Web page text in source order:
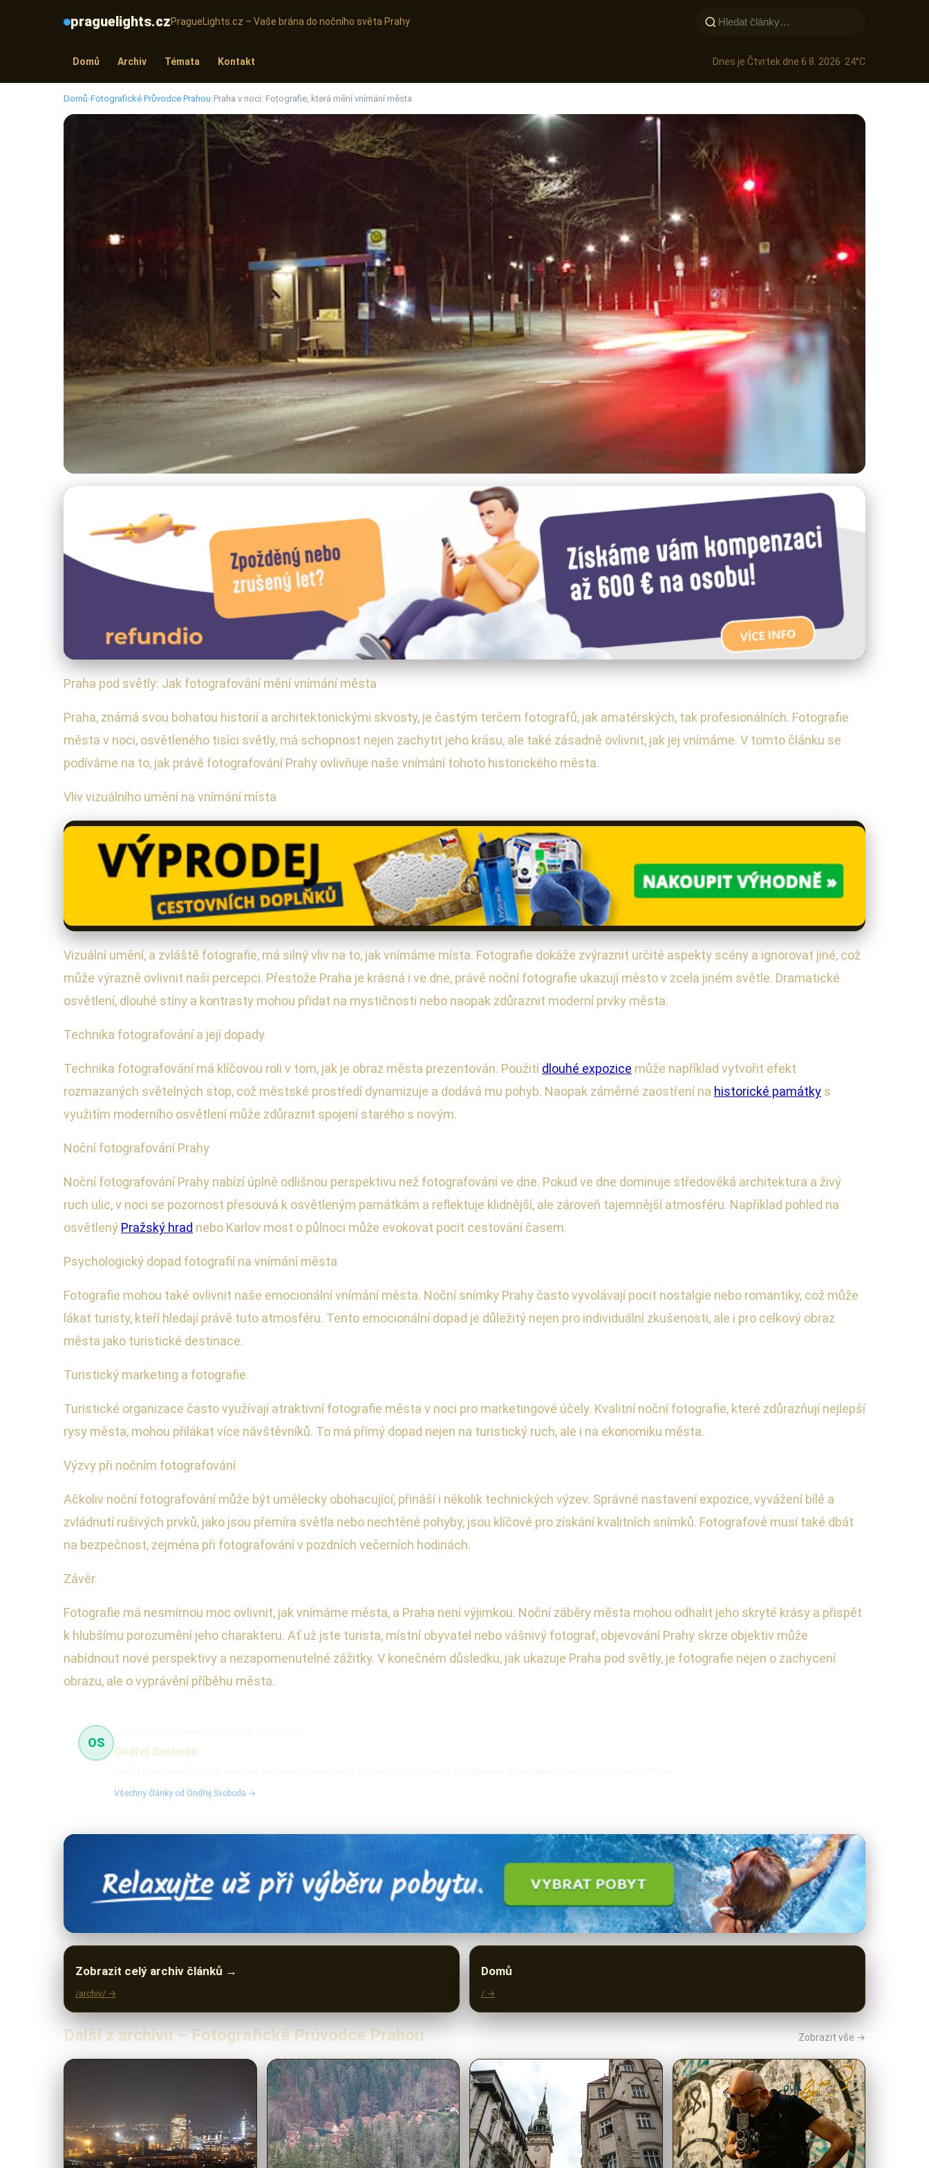
praguelights.czPragueLights.cz – Vaše brána do nočního světa Prahy
Domů Archiv Témata Kontakt Dnes je Čtvrtek dne 6 8. 2026· 24°C
Domů›Fotografické Průvodce Prahou›Praha v noci: Fotografie, která mění vnímání města
Praha v noci: Fotografie, která mění vnímání města
5. 1. 2026· 4 min čtení · Autor: Ondřej Svoboda
Praha pod světly: Jak fotografování mění vnímání města
Praha, známá svou bohatou historií a architektonickými skvosty, je častým terčem fotografů, jak amatérských, tak profesionálních. Fotografie
města v noci, osvětleného tisíci světly, má schopnost nejen zachytit jeho krásu, ale také zásadně ovlivnit, jak jej vnímáme. V tomto článku se
podíváme na to, jak právě fotografování Prahy ovlivňuje naše vnímání tohoto historického města.
Vliv vizuálního umění na vnímání místa
Vizuální umění, a zvláště fotografie, má silný vliv na to, jak vnímáme místa. Fotografie dokáže zvýraznit určité aspekty scény a ignorovat jiné, což
může výrazně ovlivnit naši percepci. Přestože Praha je krásná i ve dne, právě noční fotografie ukazují město v zcela jiném světle. Dramatické
osvětlení, dlouhé stíny a kontrasty mohou přidat na mystičnosti nebo naopak zdůraznit moderní prvky města.
Technika fotografování a její dopady
Technika fotografování má klíčovou roli v tom, jak je obraz města prezentován. Použitídlouhé expozice může například vytvořit efekt
rozmazaných světelných stop, což městské prostředí dynamizuje a dodává mu pohyb. Naopak záměrné zaostření na historické památky s
využitím moderního osvětlení může zdůraznit spojení starého s novým.
Noční fotografování Prahy
Noční fotografování Prahy nabízí úplně odlišnou perspektivu než fotografování ve dne. Pokud ve dne dominuje středověká architektura a živý
ruch ulic, v noci se pozornost přesouvá k osvětleným památkám a reflektuje klidnější, ale zároveň tajemnější atmosféru. Například pohled na
osvětlený Pražský hrad nebo Karlov most o půlnoci může evokovat pocit cestování časem.
Psychologický dopad fotografií na vnímání města
Fotografie mohou také ovlivnit naše emocionální vnímání města. Noční snímky Prahy často vyvolávají pocit nostalgie nebo romantiky, což může
lákat turisty, kteří hledají právě tuto atmosféru. Tento emocionální dopad je důležitý nejen pro individuální zkušenosti, ale i pro celkový obraz
města jako turistické destinace.
Turistický marketing a fotografie
Turistické organizace často využívají atraktivní fotografie města v noci pro marketingové účely. Kvalitní noční fotografie, které zdůrazňují nejlepší
rysy města, mohou přilákat více návštěvníků. To má přímý dopad nejen na turistický ruch, ale i na ekonomiku města.
Výzvy při nočním fotografování
Ačkoliv noční fotografování může být umělecky obohacující, přináší i několik technických výzev. Správné nastavení expozice, vyvážení bílé a
zvládnutí rušivých prvků, jako jsou přemíra světla nebo nechtěné pohyby, jsou klíčové pro získání kvalitních snímků. Fotografové musí také dbát
na bezpečnost, zejména při fotografování v pozdních večerních hodinách.
Závěr
Fotografie má nesmírnou moc ovlivnit, jak vnímáme města, a Praha není výjimkou. Noční záběry města mohou odhalit jeho skryté krásy a přispět
k hlubšímu porozumění jeho charakteru. Ať už jste turista, místní obyvatel nebo vášnivý fotograf, objevování Prahy skrze objektiv může
nabídnout nové perspektivy a nezapomenutelné zážitky. V konečném důsledku, jak ukazuje Praha pod světly, je fotografie nejen o zachycení
obrazu, ale o vyprávění příběhu města.
OS
Ondřej Svoboda
Všechny články od Ondřej Svoboda →
Zobrazit celý archiv článků →
/archiv/ →
Domů
/ →
Další z archivu – Fotografické Průvodce Prahou Zobrazit vše →